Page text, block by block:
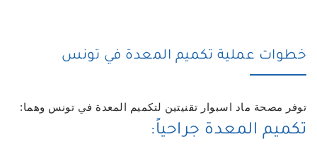
خطوات عملية تكميم المعدة في تونس
توفر مصحة ماد اسبوار تقنيتين لتكميم المعدة في تونس وهما:
تكميم المعدة جراحياً: